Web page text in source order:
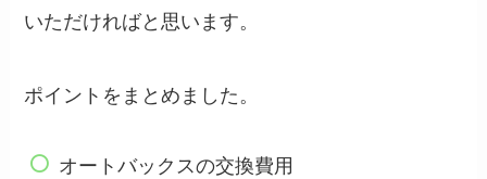
いただければと思います。
ポイントをまとめました。
オートバックスの交換費用